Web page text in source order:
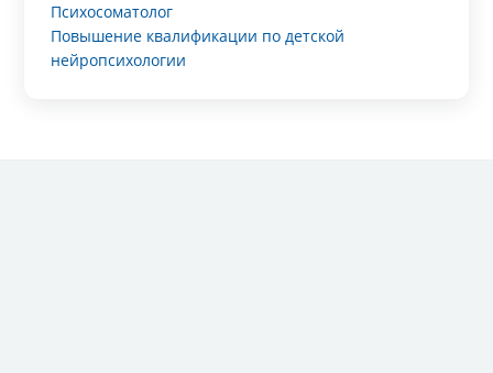
Психосоматолог
Повышение квалификации по детской
нейропсихологии